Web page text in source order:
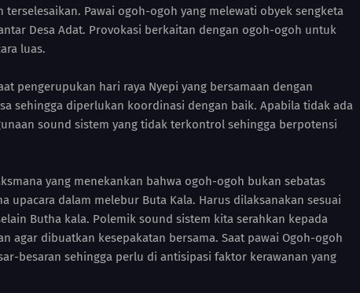
Pawai ogoh-ogoh yang melewati obyek sengketa
Desa Adat. Provokasi berkaitan dengan ogoh-ogoh untuk
luas.
pengerupukan hari raya Nyepi yang bersamaan dengan
sehingga diperlukan koordinasi dengan baik. Apabila tidak ada
sound sistem yang tidak terkontrol sehingga berpotensi
yang menekankan bahwa ogoh-ogoh bukan sebatas
upacara dalam melebur Buta Kala. Harus dilaksanakan sesuai
Butha kala. Polemik sound sistem kita serahkan kepada
agar dibuatkan kesepakatan bersama. Saat pawai Ogoh-ogoh
besaran sehingga perlu di antisipasi faktor kerawanan yang